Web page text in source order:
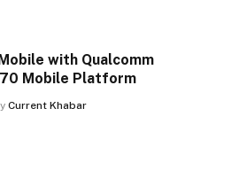
with Qualcomm
Mobile Platform
Current Khabar